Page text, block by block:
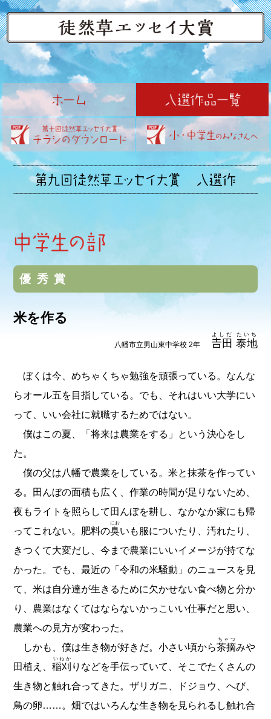
優秀賞
米を作る
八幡市立男山東中学校 2年 𠮷田
よしだ
泰地
たいち
ぼくは今、めちゃくちゃ勉強を頑張っている。なんな
らオール五を目指している。でも、それはいい大学にい
って、いい会社に就職するためではない。
僕はこの夏、「将来は農業をする」という決心をし
た。
僕の父は八幡で農業をしている。米と抹茶を作ってい
る。田んぼの面積も広く、作業の時間が足りないため、
夜もライトを照らして田んぼを耕し、なかなか家にも帰
ってこれない。肥料の臭
にお
いも服についたり、汚れたり、
きつくて大変だし、今まで農業にいいイメージが持てな
かった。でも、最近の「令和の米騒動」のニュースを見
て、米は自分達が生きるために欠かせない食べ物と分か
り、農業はなくてはならないかっこいい仕事だと思い、
農業への見方が変わった。
しかも、僕は生き物が好きだ。小さい頃から茶摘
ちゃつ
みや
田植え、稲刈
いねか
りなどを手伝っていて、そこでたくさんの
生き物と触れ合ってきた。ザリガニ、ドジョウ、へび、
鳥の卵……。畑ではいろんな生き物を見られるし触れ合